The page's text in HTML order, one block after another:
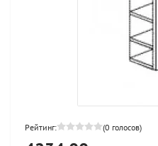
Рейтинг: (0 голосов)